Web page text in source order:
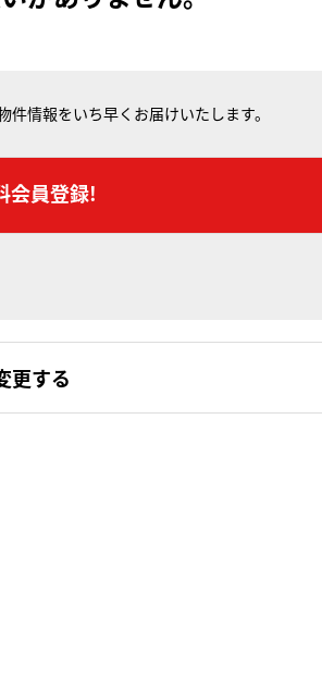
情報をいち早くお届けいたします。
会員登録!
更する